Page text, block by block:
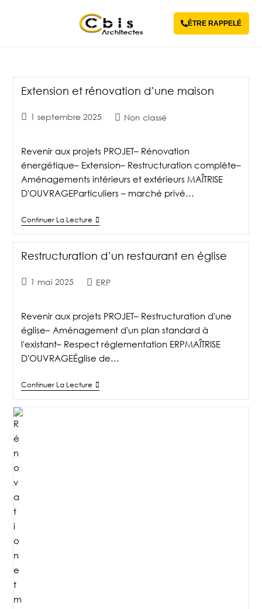
ÊTRE RAPPELÉ
Extension et rénovation d’une maison
1 septembre 2025 Non classé
Revenir aux projets PROJET– Rénovation
énergétique– Extension– Restructuration complète–
Aménagements intérieurs et extérieurs MAÎTRISE
D'OUVRAGEParticuliers – marché privé…
Continuer La Lecture
Restructuration d’un restaurant en église
1 mai 2025 ERP
Revenir aux projets PROJET– Restructuration d'une
église– Aménagement d'un plan standard à
l'existant– Respect réglementation ERPMAÎTRISE
D'OUVRAGEÉglise de…
Continuer La Lecture